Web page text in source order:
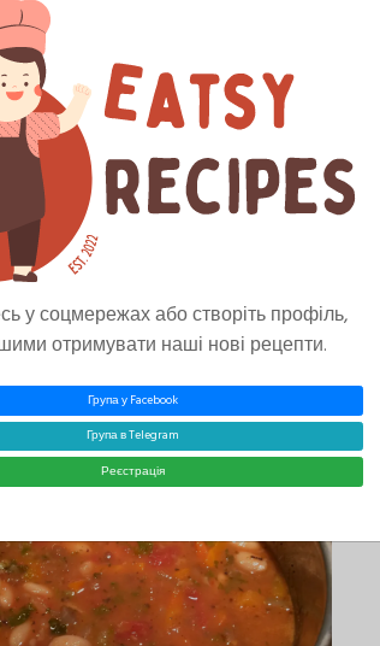
Закуски
Овочевий Салат
З Оладками,
Фета Та Сезамом
Джеймі Олівера
Кухня
40 Хвилин
Eatsy
0
у соцмережах або створіть профіль,
отримувати наші нові рецепти.
Група у Facebook
Група в Telegram
Реєстрація